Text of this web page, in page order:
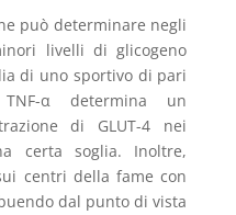
può determinare negli
livelli di glicogeno
di uno sportivo di pari
α determina un
di GLUT-4 nei
certa soglia. Inoltre,
centri della fame con
dal punto di vista